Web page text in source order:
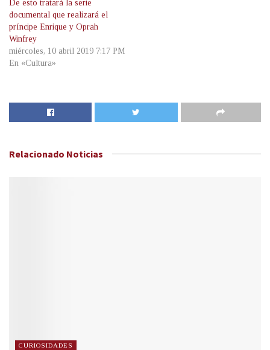
De esto tratará la serie
documental que realizará el
príncipe Enrique y Oprah
Winfrey
miércoles, 10 abril 2019 7:17 PM
En «Cultura»
Relacionado Noticias
CURIOSIDADES